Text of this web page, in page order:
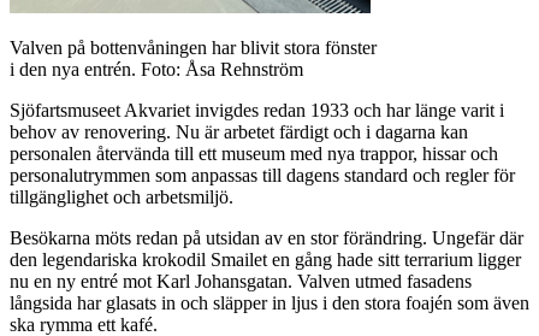
Valven på bottenvåningen har blivit stora fönster
i den nya entrén. Foto: Åsa Rehnström
Sjöfartsmuseet Akvariet invigdes redan 1933 och har länge varit i
behov av renovering. Nu är arbetet färdigt och i dagarna kan
personalen återvända till ett museum med nya trappor, hissar och
personalutrymmen som anpassas till dagens standard och regler för
tillgänglighet och arbetsmiljö.
Besökarna möts redan på utsidan av en stor förändring. Ungefär där
den legendariska krokodil Smailet en gång hade sitt terrarium ligger
nu en ny entré mot Karl Johansgatan. Valven utmed fasadens
långsida har glasats in och släpper in ljus i den stora foajén som även
ska rymma ett kafé.